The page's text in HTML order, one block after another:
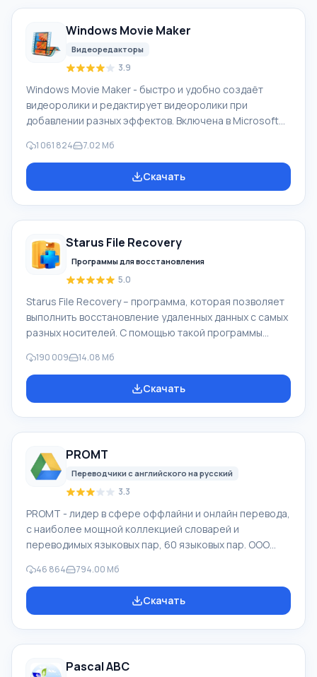
Windows Movie Maker
Видеоредакторы
3.9
Windows Movie Maker - быстро и удобно создаёт
видеоролики и редактирует видеоролики при
добавлении разных эффектов. Включена в Microsoft
бесплатный программный пакет Windows Live
Microsoft. Функционал Windows Movie Maker:
Захватывать видео с разных источников
Maker - добавить можно фоновую аудиодорожку,
использовать между
1 061 824 7.02 Мб
Скачать
Starus File Recovery
Программы для восстановления
5.0
Starus File Recovery – программа, которая позволяет
выполнить восстановление удаленных данных с самых
разных носителей. С помощью такой программы
разными способами. Например, они были удалены
мимо Корзины, скрыты под воздействием
вредоносного программного обеспечения, утеряны
различными устройствами, например, с жесткими
дисками, SS
190 009 14.08 Мб
Скачать
PROMT
Переводчики с английского на русский
3.3
PROMT - лидер в сфере оффлайни и онлайн перевода,
с наиболее мощной коллекцией словарей и
переводимых языковых пар, 60 языковых пар. ООО
разработчик систем перевода для частных
пользователей и корпораций. Программой PROMT
обеспечивается перевод любого текста, пользуясь
русского интерфейса или электронные письма
46 864 794.00 Мб
Скачать
Pascal ABC